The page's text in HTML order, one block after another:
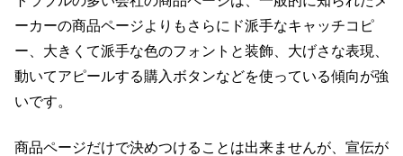
ーカーの商品ページよりもさらにド派手なキャッチコピ
ー、大きくて派手な色のフォントと装飾、大げさな表現、
動いてアピールする購入ボタンなどを使っている傾向が強
いです。
商品ページだけで決めつけることは出来ませんが、宣伝が